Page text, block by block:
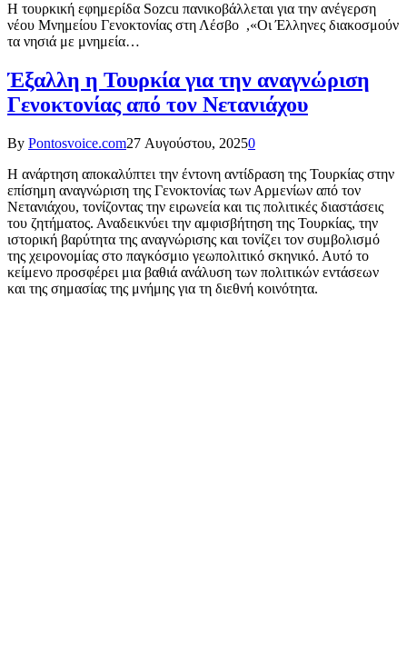
Η τουρκική εφημερίδα Sozcu πανικοβάλλεται για την ανέγερση
νέου Μνημείου Γενοκτονίας στη Λέσβο ,«Οι Έλληνες διακοσμούν
τα νησιά με μνημεία…
Έξαλλη η Τουρκία για την αναγνώριση
Γενοκτονίας από τον Νετανιάχου
By Pontosvoice.com27 Αυγούστου, 20250
Η ανάρτηση αποκαλύπτει την έντονη αντίδραση της Τουρκίας στην
επίσημη αναγνώριση της Γενοκτονίας των Αρμενίων από τον
Νετανιάχου, τονίζοντας την ειρωνεία και τις πολιτικές διαστάσεις
του ζητήματος. Αναδεικνύει την αμφισβήτηση της Τουρκίας, την
ιστορική βαρύτητα της αναγνώρισης και τονίζει τον συμβολισμό
της χειρονομίας στο παγκόσμιο γεωπολιτικό σκηνικό. Αυτό το
κείμενο προσφέρει μια βαθιά ανάλυση των πολιτικών εντάσεων
και της σημασίας της μνήμης για τη διεθνή κοινότητα.